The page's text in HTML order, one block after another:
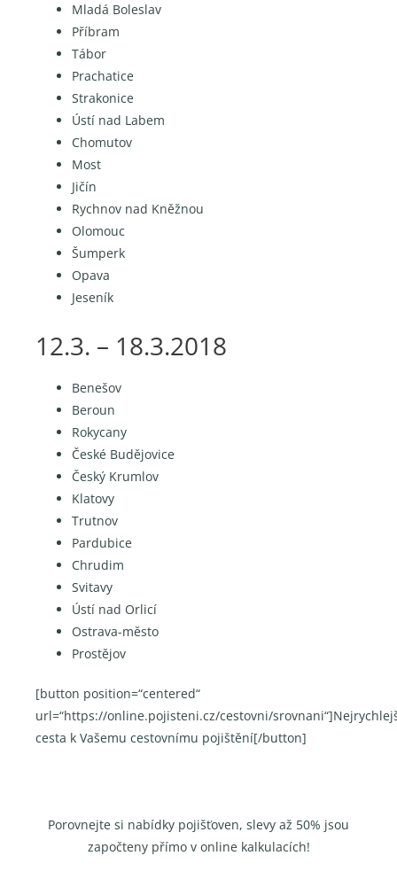
Mladá Boleslav
Příbram
Tábor
Prachatice
Strakonice
Ústí nad Labem
Chomutov
Most
Jičín
Rychnov nad Kněžnou
Olomouc
Šumperk
Opava
Jeseník
12.3. – 18.3.2018
Benešov
Beroun
Rokycany
České Budějovice
Český Krumlov
Klatovy
Trutnov
Pardubice
Chrudim
Svitavy
Ústí nad Orlicí
Ostrava-město
Prostějov
[button position=“centered“
url=“https://online.pojisteni.cz/cestovni/
cesta k Vašemu cestovnímu pojištění[/button]
Porovnejte si nabídky pojišťoven, slevy až 50% jsou
započteny přímo v online kalkulacích!